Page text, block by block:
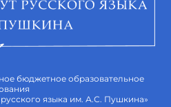
бюджетное образовательное
языка им. А.С. Пушкина»